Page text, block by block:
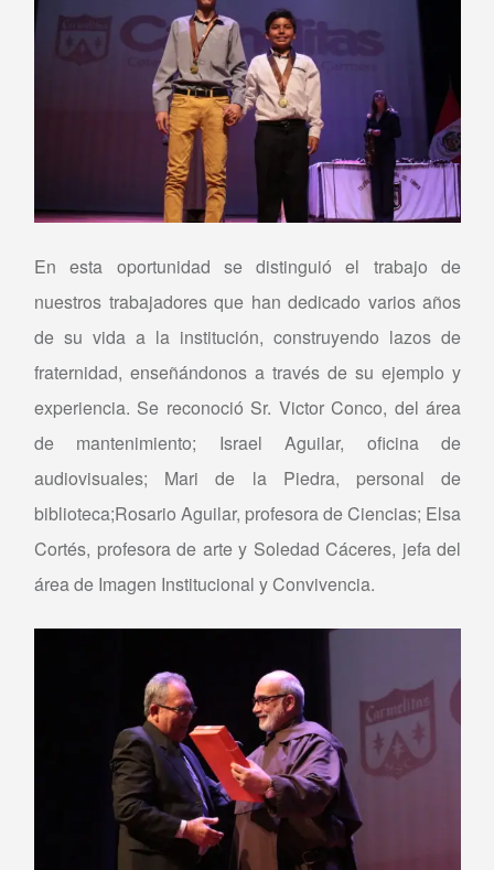
En esta oportunidad se distinguió el trabajo de
nuestros trabajadores que han dedicado varios años
de su vida a la institución, construyendo lazos de
fraternidad, enseñándonos a través de su ejemplo y
experiencia. Se reconoció Sr. Victor Conco, del área
de mantenimiento; Israel Aguilar, oficina de
audiovisuales; Mari de la Piedra, personal de
biblioteca;Rosario Aguilar, profesora de Ciencias; Elsa
Cortés, profesora de arte y Soledad Cáceres, jefa del
área de Imagen Institucional y Convivencia.